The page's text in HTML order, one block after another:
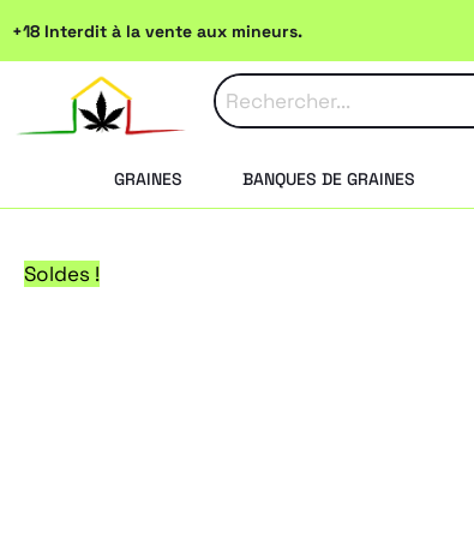
contenu
+18 Interdit à la vente aux mineurs.
GRAINES BANQUES DE GRAINES
Soldes !